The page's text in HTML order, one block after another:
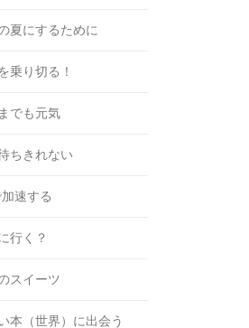
夏にするために
乗り切る！
でも元気
ちきれない
速する
行く？
スイーツ
本（世界）に出会う